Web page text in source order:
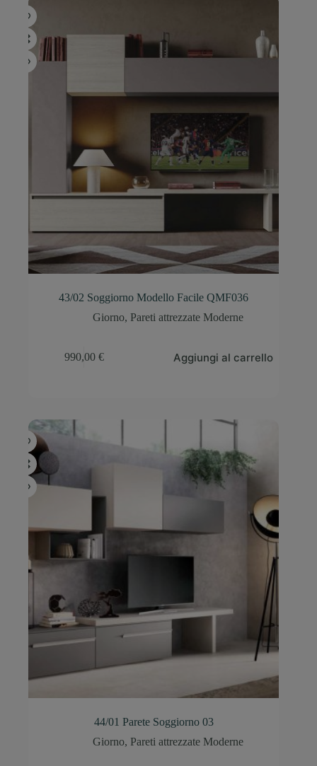
43/02 Soggiorno Modello Facile QMF036
Giorno, Pareti attrezzate Moderne
990,00 € Aggiungi al carrello
44/01 Parete Soggiorno 03
Giorno, Pareti attrezzate Moderne